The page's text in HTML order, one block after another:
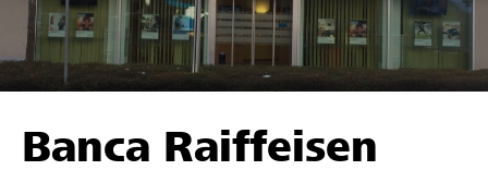
Unterstützen
Projekte und Organisationen finden
Banca Raiffeisen